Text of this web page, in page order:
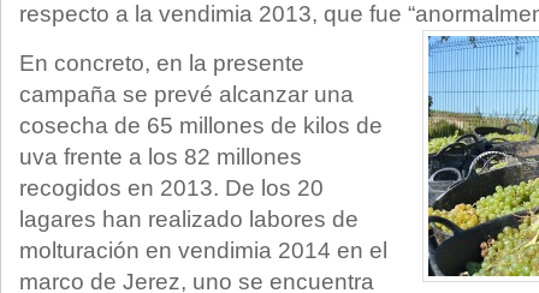
respecto a la vendimia 2013, que fue
En concreto, en la presente
campaña se prevé alcanzar una
cosecha de 65 millones de kilos de
uva frente a los 82 millones
recogidos en 2013. De los 20
lagares han realizado labores de
molturación en vendimia 2014 en el
marco de Jerez, uno se encuentra